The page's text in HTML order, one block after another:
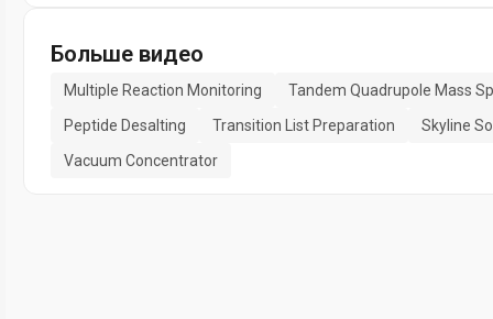
Больше видео
Multiple Reaction Monitoring
Tandem Quadrupole Mass
Peptide Desalting
Transition List Preparation
Skyline
Vacuum Concentrator